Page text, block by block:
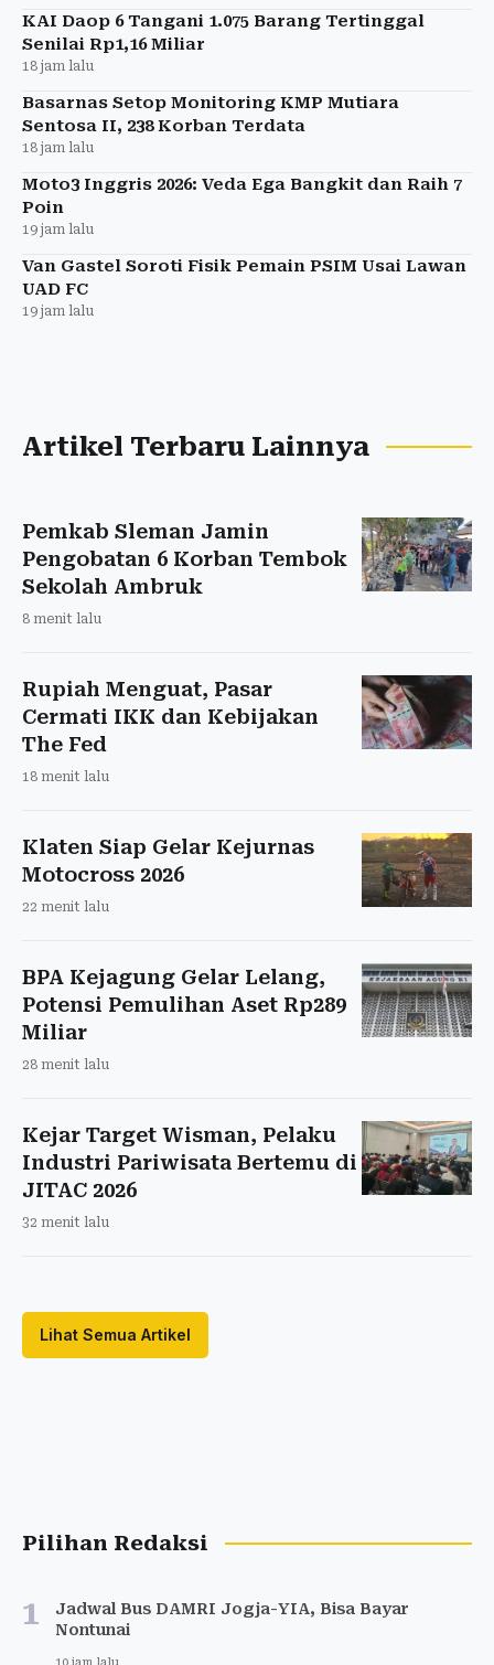
KAI Daop 6 Tangani 1.075 Barang Tertinggal
Senilai Rp1,16 Miliar
18 jam lalu
Basarnas Setop Monitoring KMP Mutiara
Sentosa II, 238 Korban Terdata
18 jam lalu
Moto3 Inggris 2026: Veda Ega Bangkit dan Raih 7
Poin
19 jam lalu
Van Gastel Soroti Fisik Pemain PSIM Usai Lawan
UAD FC
19 jam lalu
Artikel Terbaru Lainnya
Pemkab Sleman Jamin
Pengobatan 6 Korban Tembok
Sekolah Ambruk
8 menit lalu
Rupiah Menguat, Pasar
Cermati IKK dan Kebijakan
The Fed
18 menit lalu
Klaten Siap Gelar Kejurnas
Motocross 2026
22 menit lalu
BPA Kejagung Gelar Lelang,
Potensi Pemulihan Aset Rp289
Miliar
28 menit lalu
Kejar Target Wisman, Pelaku
Industri Pariwisata Bertemu di
JITAC 2026
32 menit lalu
Lihat Semua Artikel
Pilihan Redaksi
1
Jadwal Bus DAMRI Jogja-YIA, Bisa Bayar
Nontunai
10 jam lalu